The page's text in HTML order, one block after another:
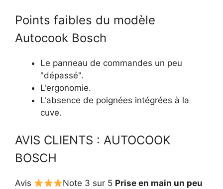
Points faibles du modèle
Autocook Bosch
Le panneau de commandes un peu
"dépassé".
L'ergonomie.
L'absence de poignées intégrées à la
cuve.
AVIS CLIENTS : AUTOCOOK
BOSCH
Avis Note 3 sur 5 Prise en main un peu